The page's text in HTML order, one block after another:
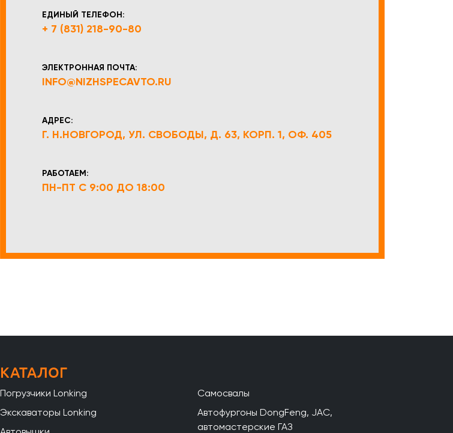
ЕДИНЫЙ ТЕЛЕФОН:
+ 7 (831) 218-90-80
ЭЛЕКТРОННАЯ ПОЧТА:
INFO@NIZHSPECAVTO.RU
АДРЕС:
Г. Н.НОВГОРОД, УЛ. СВОБОДЫ, Д. 63, КОРП. 1, ОФ. 405
РАБОТАЕМ:
ПН-ПТ С 9:00 ДО 18:00
КАТАЛОГ
Погрузчики Lonking
Экскаваторы Lonking
Самосвалы
Автофургоны DongFeng, JAC,
автомастерские ГАЗ